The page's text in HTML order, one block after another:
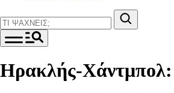
Ηρακλής-Χάντμπολ: